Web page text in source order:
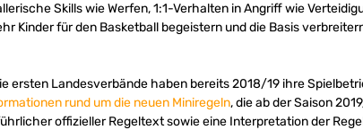
Skills wie Werfen, 1:1-Verhalten in Angriff wie
Kinder für den Basketball begeistern und die Basis
ersten Landesverbände haben bereits 2018/19 ihre
rund um die neuen Miniregeln, die ab der Saison
offizieller Regeltext sowie eine Interpretation der